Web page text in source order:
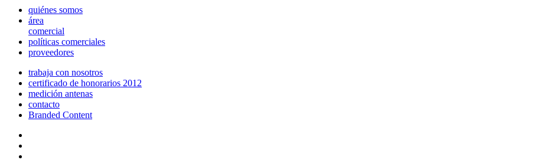
quiénes somos
área
comercial
políticas comerciales
proveedores
trabaja con nosotros
certificado de honorarios 2012
medición antenas
contacto
Branded Content